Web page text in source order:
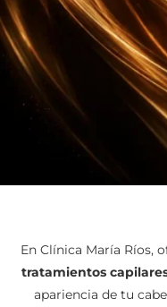
En Clínica María Ríos,
tratamientos
apariencia de tu